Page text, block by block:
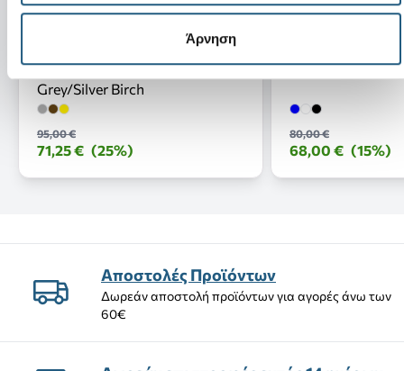
Άρνηση
Wally COMF Suede-Stone
Grey/Silver Birch
95,00 €
71,25 € (25%)
InMotion Pacer
80,00 €
68,00 € (15%)
Αποστολές Προϊόντων
Δωρεάν αποστολή προϊόντων για αγορές άνω των
60€